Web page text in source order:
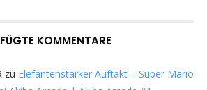
KOMMENTARE
zu Elefantenstarker Auftakt – Super Mario